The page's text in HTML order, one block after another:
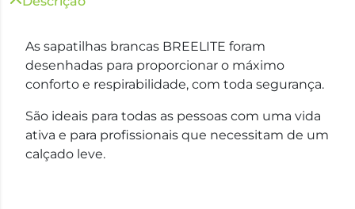
As sapatilhas brancas BREELITE foram
desenhadas para proporcionar o máximo
conforto e respirabilidade, com toda segurança.
São ideais para todas as pessoas com uma vida
ativa e para profissionais que necessitam de um
calçado leve.